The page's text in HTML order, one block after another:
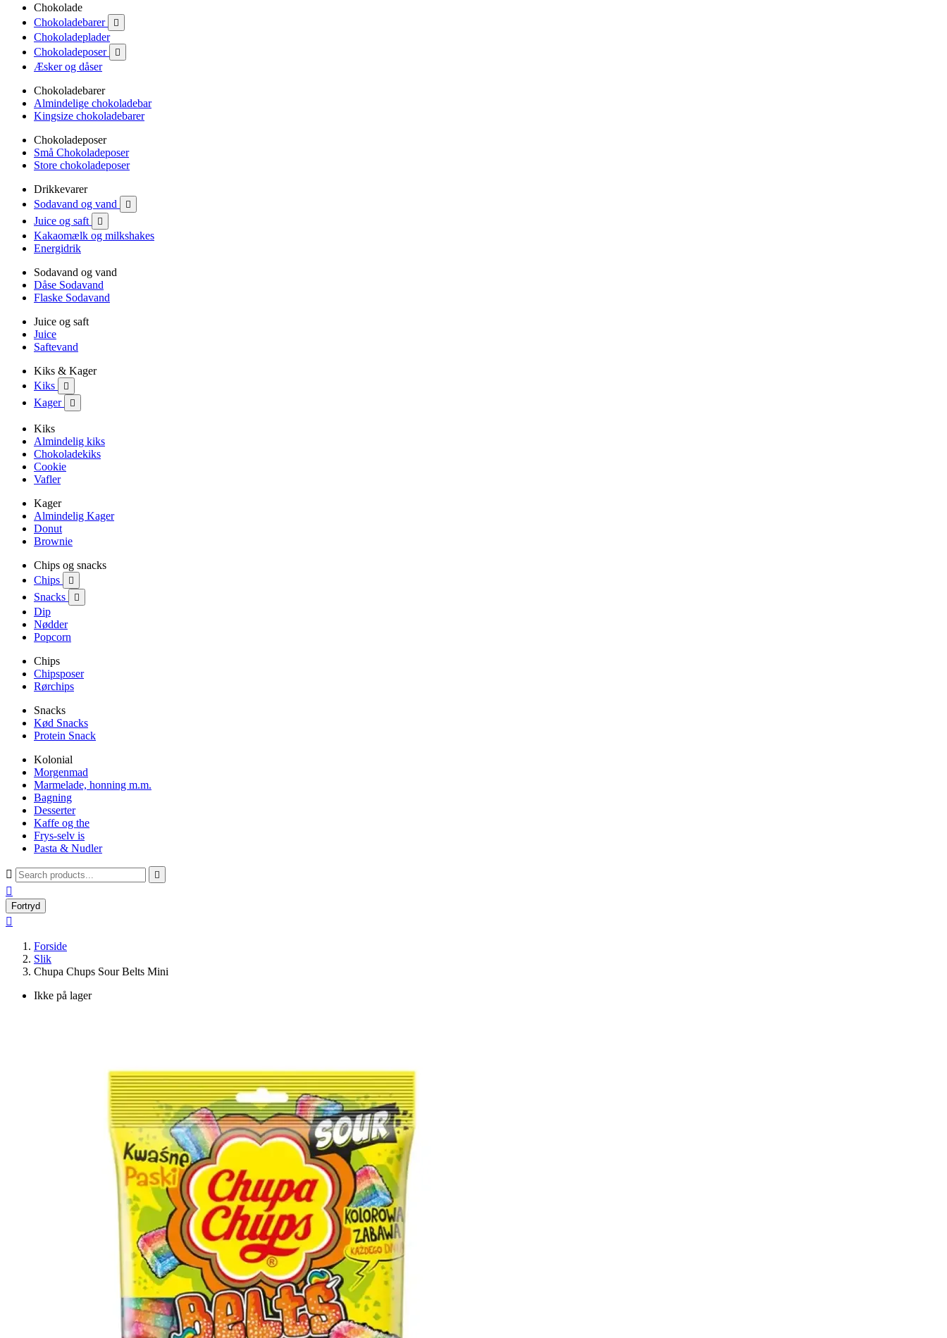
Chokolade
Chokoladebarer

Chokoladeplader
Chokoladeposer

Æsker og dåser
Chokoladebarer
Almindelige chokoladebar
Kingsize chokoladebarer
Chokoladeposer
Små Chokoladeposer
Store chokoladeposer
Drikkevarer
Sodavand og vand

Juice og saft 
Kakaomælk og milkshakes
Energidrik
Sodavand og vand
Dåse Sodavand
Flaske Sodavand
Juice og saft
Juice
Saftevand
Kiks & Kager
Kiks

Kager 
Kiks
Almindelig kiks
Chokoladekiks
Cookie
Vafler
Kager
Almindelig Kager
Donut
Brownie
Chips og snacks
Chips

Snacks 
Dip
Nødder
Popcorn
Chips
Chipsposer
Rørchips
Snacks
Kød Snacks
Protein Snack
Kolonial
Morgenmad
Marmelade, honning m.m.
Bagning
Desserter
Kaffe og the
Frys-selv is
Pasta & Nudler
 

Fortryd

Forside
Slik
Chupa Chups Sour Belts Mini
Ikke på lager